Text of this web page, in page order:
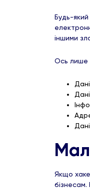
Будь-
іншими
Ось лише
Якщо